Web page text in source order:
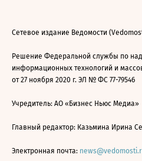
Сетевое издание Ведомости
Решение Федеральной службы по
информационных технологий и
от 27 ноября 2020 г. ЭЛ № ФС 77-79546
Учредитель: АО «Бизнес Ньюс Медиа»
Главный редактор: Казьмина Ирина
Электронная почта: